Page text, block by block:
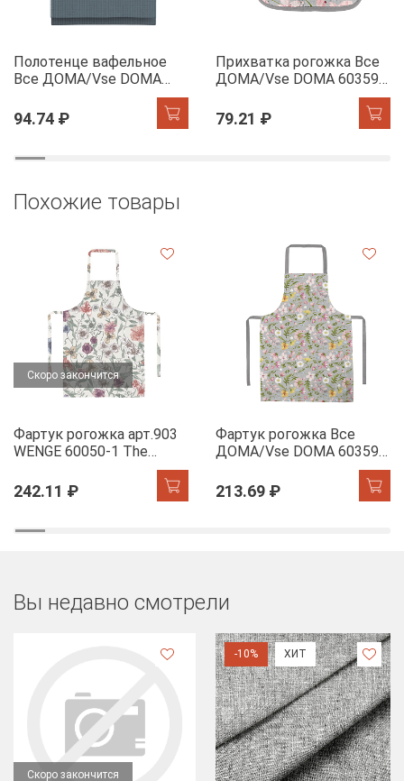
Полотенце вафельное
Все ДОМА/Vse DOMA
голубой, 60385-2 Колорит
94.74 ₽
Прихватка рогожка Все
ДОМА/Vse DOMA 60359-
79.21 ₽
Похожие товары
Скоро закончится
Фартук рогожка арт.903
WENGE 60050-1 The
242.11 ₽
Фартук рогожка Все
ДОМА/Vse DOMA 60359-
213.69 ₽
Вы недавно смотрели
Скоро закончится
-10% ХИТ